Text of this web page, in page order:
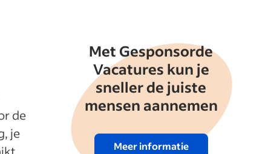
de
je
Met Gesponsorde
Vacatures kun je
sneller de juiste
mensen aannemen
Meer informatie